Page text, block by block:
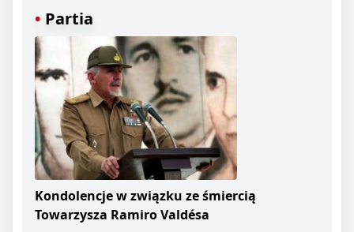
Partia
Kondolencje w związku ze śmiercią
Towarzysza Ramiro Valdésa